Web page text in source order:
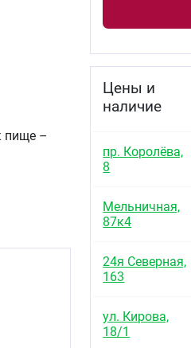
пище –
Цены и
наличие
пр. Королёва,
8
Мельничная,
87к4
24я Северная,
163
ул. Кирова,
18/1